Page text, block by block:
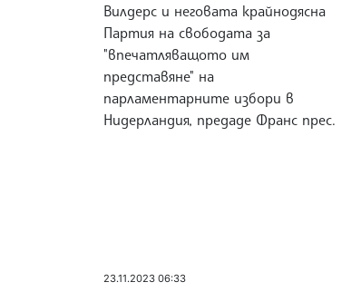
Вилдерс и неговата крайнодясна
Партия на свободата за
"впечатляващото им
представяне" на
парламентарните избори в
Нидерландия, предаде Франс прес.
23.11.2023 06:33